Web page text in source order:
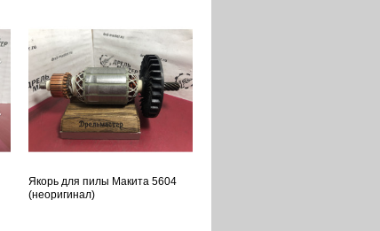
Якорь для пилы Макита 5604
(неоригинал)